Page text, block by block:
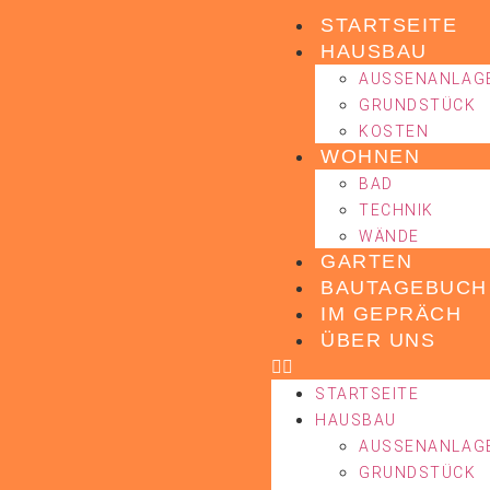
STARTSEITE
HAUSBAU
GRUNDSTÜCK
KOSTEN
WOHNEN
BAD
TECHNIK
WÄNDE
GARTEN
BAUTAGEBUCH
IM GEPRÄCH
ÜBER UNS
STARTSEITE
HAUSBAU
GRUNDSTÜCK